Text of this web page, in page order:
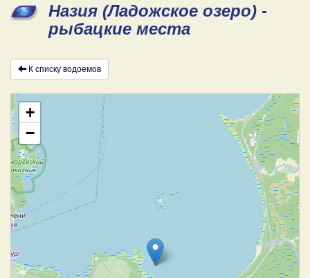
Назия (Ладожское озеро) -
рыбацкие места
К списку водоемов
+
−